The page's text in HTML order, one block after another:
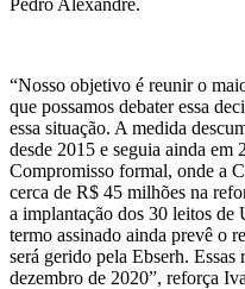
“Nosso objetivo é reunir o
que possamos debater essa
essa situação. A medida
desde 2015 e seguia ainda
Compromisso formal, onde a
cerca de R$ 45 milhões na
a implantação dos 30 leitos de
termo assinado ainda prevê o
será gerido pela Ebserh. Essas
dezembro de 2020”, reforça